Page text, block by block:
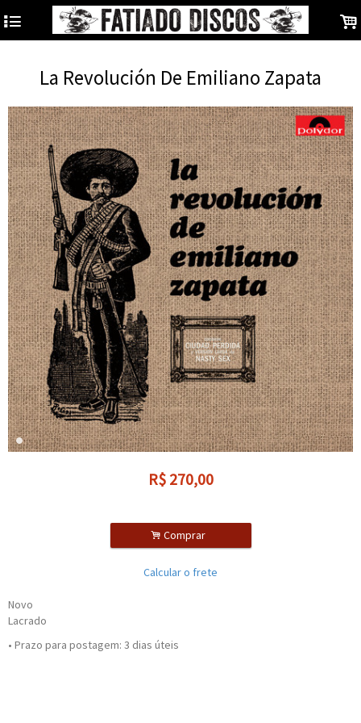
4 .
La Revolución De Emiliano Zapata
R$ 270,00
. Comprar
Calcular o frete
Novo
Lacrado
• Prazo para postagem: 3 dias úteis